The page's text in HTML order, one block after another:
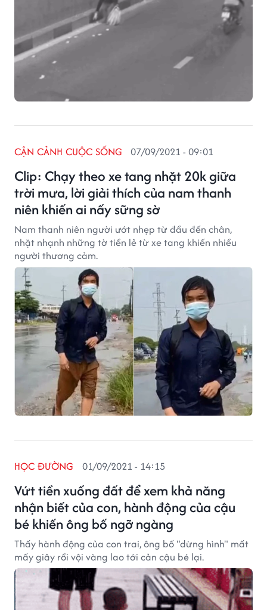
Clip: Chạy theo xe tang nhặt 20k giữa
trời mưa, lời giải thích của nam thanh
niên khiến ai nấy sững sờ
CẬN CẢNH CUỘC SỐNG 07/09/2021 - 09:01
Nam thanh niên người ướt nhẹp từ đầu đến chân,
nhặt nhạnh những tờ tiền lẻ từ xe tang khiến nhiều
người thương cảm.
Vứt tiền xuống đất để xem khả năng
nhận biết của con, hành động của cậu
bé khiến ông bố ngỡ ngàng
HỌC ĐƯỜNG 01/09/2021 - 14:15
Thấy hành động của con trai, ông bố "dừng hình" mất
mấy giây rồi vội vàng lao tới cản cậu bé lại.